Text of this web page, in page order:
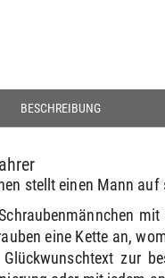
BESCHREIBUNG
stellt einen Mann
eine Kette an,
Glückwunschtext zur